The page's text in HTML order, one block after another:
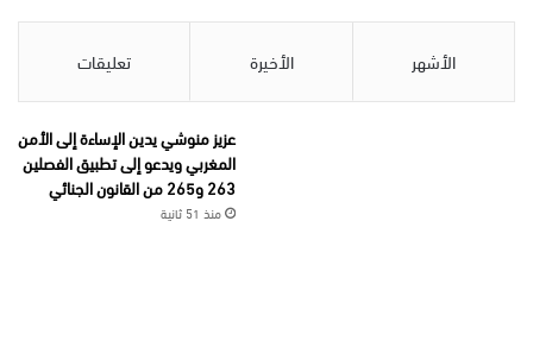
الأشهر الأخيرة تعليقات
عزيز منوشي يدين الإساءة إلى الأمن
المغربي ويدعو إلى تطبيق الفصلين
263 و265 من القانون الجنائي
منذ 51 ثانية